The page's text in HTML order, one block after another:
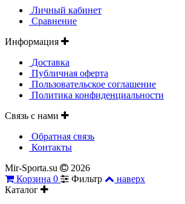
Личный кабинет
Сравнение
Информация
Доставка
Публичная оферта
Пользовательское соглашение
Политика конфиденциальности
Связь с нами
Обратная связь
Контакты
Mir-Sporta.su
2026
Корзина 0 Фильтр
наверх
Каталог